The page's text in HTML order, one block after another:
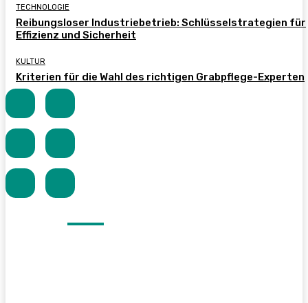
TECHNOLOGIE
Reibungsloser Industriebetrieb: Schlüsselstrategien für
Effizienz und Sicherheit
KULTUR
Kriterien für die Wahl des richtigen Grabpflege-Experten